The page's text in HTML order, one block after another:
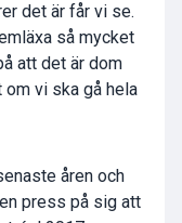
det är får vi se.
så mycket
att det är dom
vi ska gå hela
åren och
press på sig att